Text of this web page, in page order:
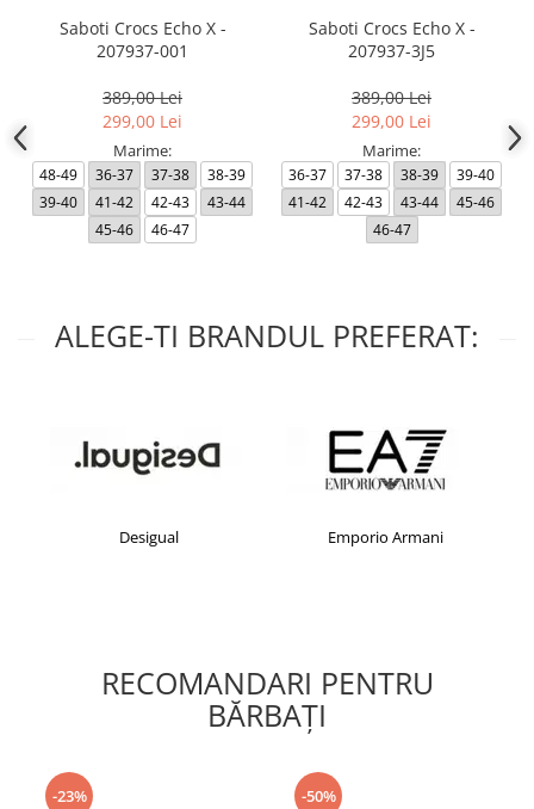
Saboti Crocs Echo X -
207937-001
389,00 Lei
299,00 Lei
Marime:
48-49 36-37 37-38
38-39
39-40
41-42 42-43
43-44
45-46
46-47
Saboti Crocs Echo X -
207937-3J5
389,00 Lei
299,00 Lei
Marime:
36-37 37-38 38-39
39-40
41-42
42-43 43-44
45-46
46-47
ALEGE-TI BRANDUL PREFERAT:
Desigual Emporio Armani
RECOMANDARI PENTRU
BĂRBAŢI
-23% -50%